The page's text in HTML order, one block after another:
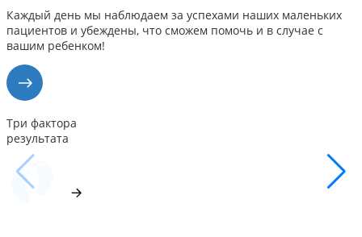
Каждый день мы наблюдаем за успехами наших маленьких
пациентов и убеждены, что сможем помочь и в случае с
вашим ребенком!
Три фактора
результата